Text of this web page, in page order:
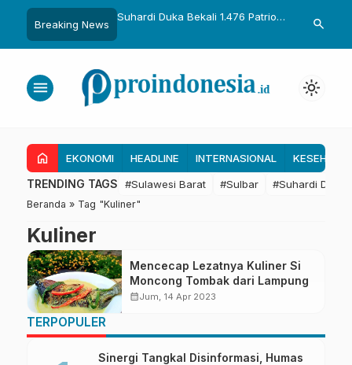
Breaking News
Gelar Sulo
Suhardi Duka Bekali 1.476 Patriot
Dasar Kebijakan Transmigrasi
Gubernur
untuk
search
menu light_mode
home EKONOMI HEADLINE INTERNASIONAL
TRENDING TAGS #Sulawesi Barat #Sulbar #Suhardi Duka
Beranda » Tag "Kuliner"
Kuliner
Mencecap Lezatnya Kuliner Si
Moncong Tombak dari Lampung
calendar_monthJum, 14 Apr 2023
TERPOPULER
Sinergi Tangkal Disinformasi, Humas